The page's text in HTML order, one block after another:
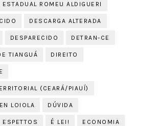
ESTADUAL ROMEU ALDIGUERI
DESCARGA ALTERADA
DESPARECIDO DETRAN-CE
TIANGUÁ DIREITO
(CEARÁ/PIAUÍ)
LOIOLA DÚVIDA
É LEI! ECONOMIA